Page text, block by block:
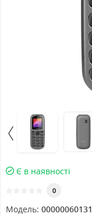
Є в наявності
0
Модель: 00000060131